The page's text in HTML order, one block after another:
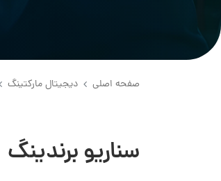
صفحه اصلی دیجیتال مارکتینگ
سناریو برندینگ